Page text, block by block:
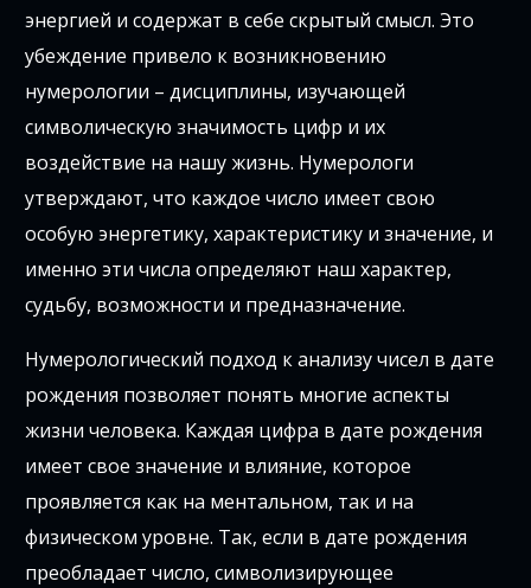
энергией и содержат в себе скрытый смысл. Это
убеждение привело к возникновению
нумерологии – дисциплины, изучающей
символическую значимость цифр и их
воздействие на нашу жизнь. Нумерологи
утверждают, что каждое число имеет свою
особую энергетику, характеристику и значение, и
именно эти числа определяют наш характер,
судьбу, возможности и предназначение.
Нумерологический подход к анализу чисел в дате
рождения позволяет понять многие аспекты
жизни человека. Каждая цифра в дате рождения
имеет свое значение и влияние, которое
проявляется как на ментальном, так и на
физическом уровне. Так, если в дате рождения
преобладает число, символизирующее